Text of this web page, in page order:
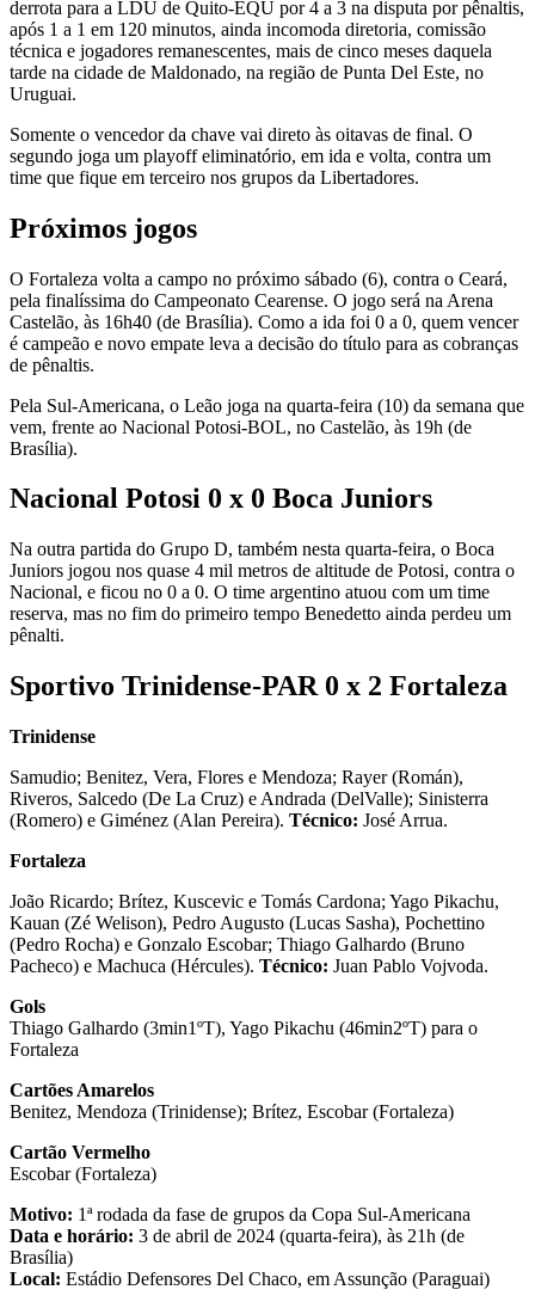
derrota para a LDU de Quito-EQU por 4 a 3 na disputa por pênaltis,
após 1 a 1 em 120 minutos, ainda incomoda diretoria, comissão
técnica e jogadores remanescentes, mais de cinco meses daquela
tarde na cidade de Maldonado, na região de Punta Del Este, no
Uruguai.
Somente o vencedor da chave vai direto às oitavas de final. O
segundo joga um playoff eliminatório, em ida e volta, contra um
time que fique em terceiro nos grupos da Libertadores.
Próximos jogos
O Fortaleza volta a campo no próximo sábado (6), contra o Ceará,
pela finalíssima do Campeonato Cearense. O jogo será na Arena
Castelão, às 16h40 (de Brasília). Como a ida foi 0 a 0, quem vencer
é campeão e novo empate leva a decisão do título para as cobranças
de pênaltis.
Pela Sul-Americana, o Leão joga na quarta-feira (10) da semana que
vem, frente ao Nacional Potosi-BOL, no Castelão, às 19h (de
Brasília).
Nacional Potosi 0 x 0 Boca Juniors
Na outra partida do Grupo D, também nesta quarta-feira, o Boca
Juniors jogou nos quase 4 mil metros de altitude de Potosi, contra o
Nacional, e ficou no 0 a 0. O time argentino atuou com um time
reserva, mas no fim do primeiro tempo Benedetto ainda perdeu um
pênalti.
Sportivo Trinidense-PAR 0 x 2 Fortaleza
Trinidense
Samudio; Benitez, Vera, Flores e Mendoza; Rayer (Román),
Riveros, Salcedo (De La Cruz) e Andrada (DelValle); Sinisterra
(Romero) e Giménez (Alan Pereira). Técnico: José Arrua.
Fortaleza
João Ricardo; Brítez, Kuscevic e Tomás Cardona; Yago Pikachu,
Kauan (Zé Welison), Pedro Augusto (Lucas Sasha), Pochettino
(Pedro Rocha) e Gonzalo Escobar; Thiago Galhardo (Bruno
Pacheco) e Machuca (Hércules). Técnico: Juan Pablo Vojvoda.
Gols
Thiago Galhardo (3min1ºT), Yago Pikachu (46min2ºT) para o
Fortaleza
Cartões Amarelos
Benitez, Mendoza (Trinidense); Brítez, Escobar (Fortaleza)
Cartão Vermelho
Escobar (Fortaleza)
Motivo: 1ª rodada da fase de grupos da Copa Sul-Americana
Data e horário: 3 de abril de 2024 (quarta-feira), às 21h (de
Brasília)
Local: Estádio Defensores Del Chaco, em Assunção (Paraguai)